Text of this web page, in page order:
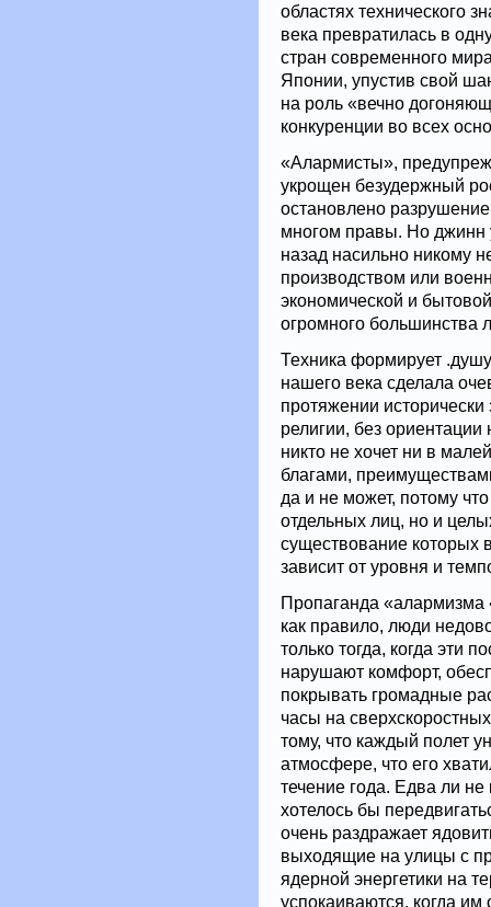
областях технического
века превратилась в
стран современного
Японии, упустив свой
на роль «вечно
конкуренции во всех
«Алармисты»,
укрощен безудержный
остановлено
многом правы. Но джинн
назад насильно никому
производством или
экономической и
огромного большинства
Техника формирует
нашего века сделала
протяжении
религии, без
никто не хочет ни в
благами,
да и не может, потому
отдельных лиц, но и
существование которых
зависит от уровня и
Пропаганда «алармизма
как правило, люди
только тогда, когда эти
нарушают комфорт,
покрывать громадные
часы на
тому, что каждый полет
атмосфере, что его
течение года. Едва ли
хотелось бы
очень раздражает
выходящие на улицы с
ядерной энергетики на
успокаиваются, когда им